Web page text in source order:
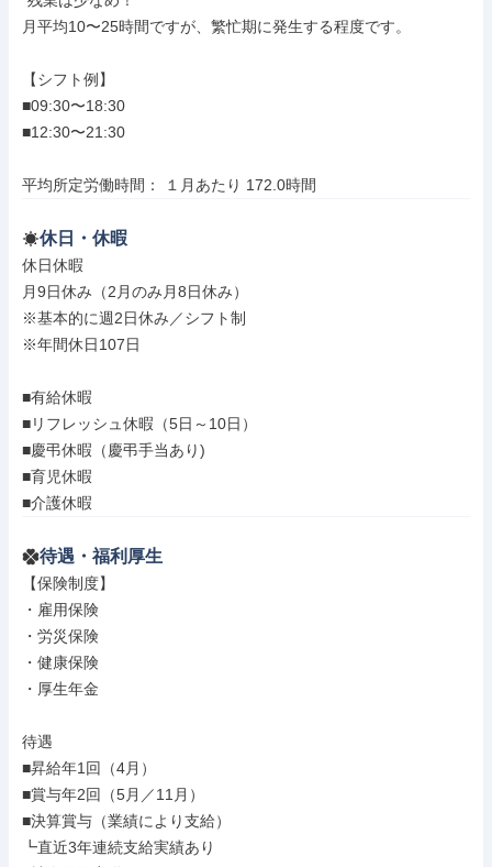
月平均10〜25時間ですが、繁忙期に発生する程度です。
【シフト例】
■09:30〜18:30
■12:30〜21:30
平均所定労働時間： １月あたり 172.0時間
休日・休暇
休日休暇
月9日休み（2月のみ月8日休み）
※基本的に週2日休み／シフト制
※年間休日107日
■有給休暇
■リフレッシュ休暇（5日～10日）
■慶弔休暇（慶弔手当あり)
■育児休暇
■介護休暇
待遇・福利厚生
【保険制度】
・雇用保険
・労災保険
・健康保険
・厚生年金
待遇
■昇給年1回（4月）
■賞与年2回（5月／11月）
■決算賞与（業績により支給）
┗直近3年連続支給実績あり